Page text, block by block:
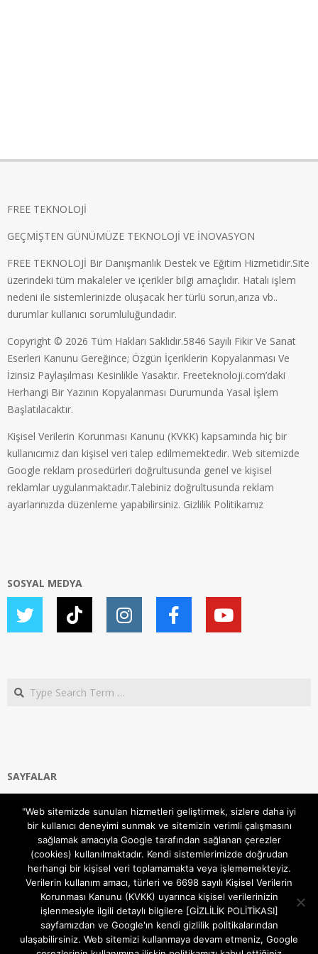
FREE TEKNOLOJİ
GEÇMİŞTEN GÜNÜMÜZE TEKNOLOJİ VE İNOVASYON
FREE TEKNOLOJİ Bir Danışmanlık Destek ve Eğitim Hizmetidir.Site
üzerindeki tüm makaleler ve içerikler bilgi amaçlıdır. Hatalı işlem
nedeni ile sistemlerinizde oluşacak her türlü sorun,arıza vb..
durumlar kullanıcı sorumluluğundadır.
Copyright © 2026 Tüm Hakları Saklıdır.5846 Sayılı Fikir Ve Sanat
Eserleri Kanunu Gereğince; Özgün İçeriklerin Kopyalanması Ve
İzinsiz Paylaşılması Kesinlikle Yasaktır. Freeteknoloji.com’daki
Herhangi Bir Yazının Kopyalanması Durumunda Yasal İşlem
Başlatılacaktır.
Kişisel Verilerin Korunması Kanunu (KVKK) kapsamında hiç bir
kullanıcımız dan kişisel veri talep edilmemektedir. Web sitemizde
Google reklam prosedürleri doğrultusunda genel ve kişisel
reklamlar uygulanmaktadır.Talebiniz doğrultusunda reklam
ayarlarınızda düzenleme yapabilirsiniz. Gizlilik Politikamız
SOSYAL MEDYA
Search
SAYFALAR
Gizlilik ve Çerezler (Cookies) Politikası
Hakkımızda
İletişim Kanalları
MODEM KURULUM
TEKNİK DESTEK
TELEVİZYON SİSTEMLERİ
"Web sitemizde sunulan hizmetleri geliştirmek, sizlere daha iyi
bir kullanıcı deneyimi sunmak ve sitemizin verimli çalışmasını
sağlamak amacıyla Google tarafından sağlanan çerezler
(cookies) kullanılmaktadır. Kendi sistemlerimizde doğrudan
herhangi bir kişisel veri toplamamakta veya işlememekteyiz.
Verilerin kullanım amacı, türleri ve 6698 sayılı Kişisel Verilerin
Korunması Kanunu (KVKK) uyarınca kişisel verilerinizin
işlenmesiyle ilgili detaylı bilgilere [GİZLİLİK POLİTİKASI]
sayfamızdan ve Google'ın kendi gizlilik politikalarından
ulaşabilirsiniz. Web sitemizi kullanmaya devam etmeniz, Google